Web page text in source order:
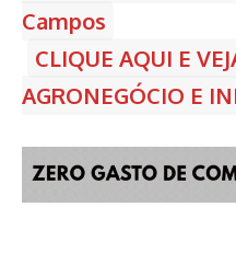
Campos
CLIQUE AQUI E
AGRONEGÓCIO E